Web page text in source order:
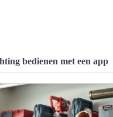
bedienen met een app